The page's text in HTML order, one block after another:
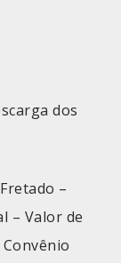
dos
–
– Valor de
Convênio